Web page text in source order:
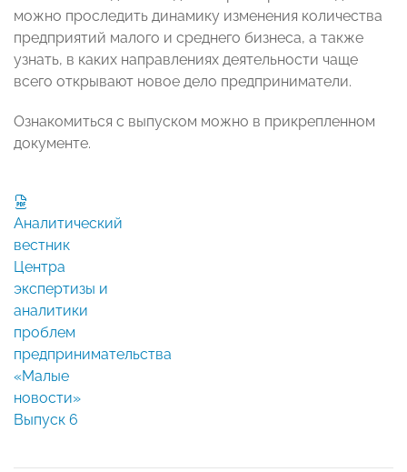
можно проследить динамику изменения количества
предприятий малого и среднего бизнеса, а также
узнать, в каких направлениях деятельности чаще
всего открывают новое дело предприниматели.
Ознакомиться с выпуском можно в прикрепленном
документе.
Аналитический
вестник
Центра
экспертизы и
аналитики
проблем
предпринимательства
«Малые
новости»
Выпуск 6